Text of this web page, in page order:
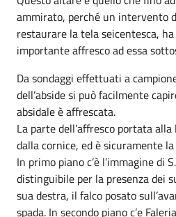
ammirato, perché un intervento
restaurare la tela seicentesca,
importante affresco ad essa
Da sondaggi effettuati a
dell’abside si può facilmente
absidale è affrescata.
La parte dell’affresco portata
dalla cornice, ed è sicuramente
In primo piano c’è l’immagine di
distinguibile per la presenza dei
sua destra, il falco posato
spada. In secondo piano c’e